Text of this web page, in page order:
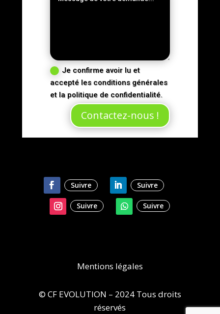
Je confirme avoir lu et
accepté les conditions générales
et la politique de confidentialité.
Contactez-nous !
Suivre Suivre
Suivre Suivre
Mentions légales
© CF EVOLUTION – 2024 Tous droits
réservés